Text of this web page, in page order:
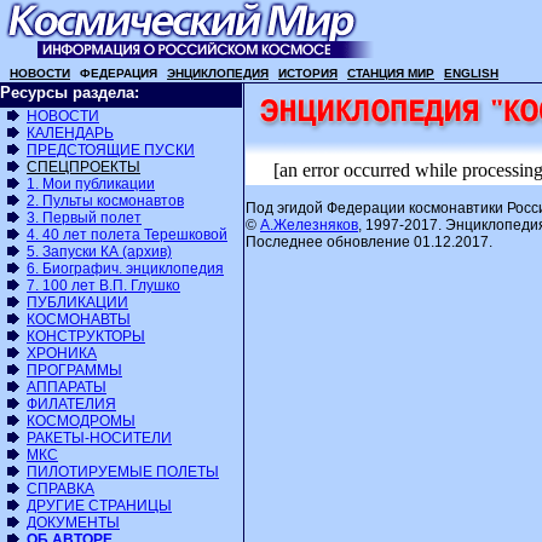
НОВОСТИ ФЕДЕРАЦИЯ ЭНЦИКЛОПЕДИЯ ИСТОРИЯ СТАНЦИЯ МИР ENGLISH
Ресурсы раздела:
НОВОСТИ
КАЛЕНДАРЬ
ПРЕДСТОЯЩИЕ ПУСКИ
СПЕЦПРОЕКТЫ
1. Мои публикации
2. Пульты космонавтов
3. Первый полет
4. 40 лет полета Терешковой
5. Запуски КА (архив)
6. Биографич. энциклопедия
7. 100 лет В.П. Глушко
ПУБЛИКАЦИИ
КОСМОНАВТЫ
КОНСТРУКТОРЫ
ХРОНИКА
ПРОГРАММЫ
АППАРАТЫ
ФИЛАТЕЛИЯ
КОСМОДРОМЫ
РАКЕТЫ-НОСИТЕЛИ
МКС
ПИЛОТИРУЕМЫЕ ПОЛЕТЫ
СПРАВКА
ДРУГИЕ СТРАНИЦЫ
ДОКУМЕНТЫ
[an error occurred while
Под эгидой Федерации космонавтики
© А.Железняков, 1997-2017.
Последнее обновление 01.12.2017.